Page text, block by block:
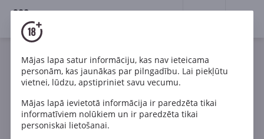
18+
Viss degvīns Čača Grappa
Filtri
Mājas lapa satur informāciju, kas nav ieteicama
personām, kas jaunākas par pilngadību. Lai piekļūtu
vietnei, lūdzu, apstipriniet savu vecumu.
Mājas lapā ievietotā informācija ir paredzēta tikai
informatīviem nolūkiem un ir paredzēta tikai
personiskai lietošanai.